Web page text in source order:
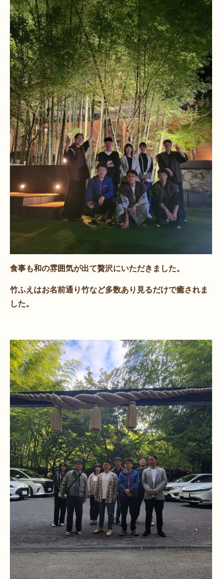
食事も和の雰囲気が出て贅沢にいただきました。
竹ふえはお名前通り竹など多数あり見るだけで癒されま
した。